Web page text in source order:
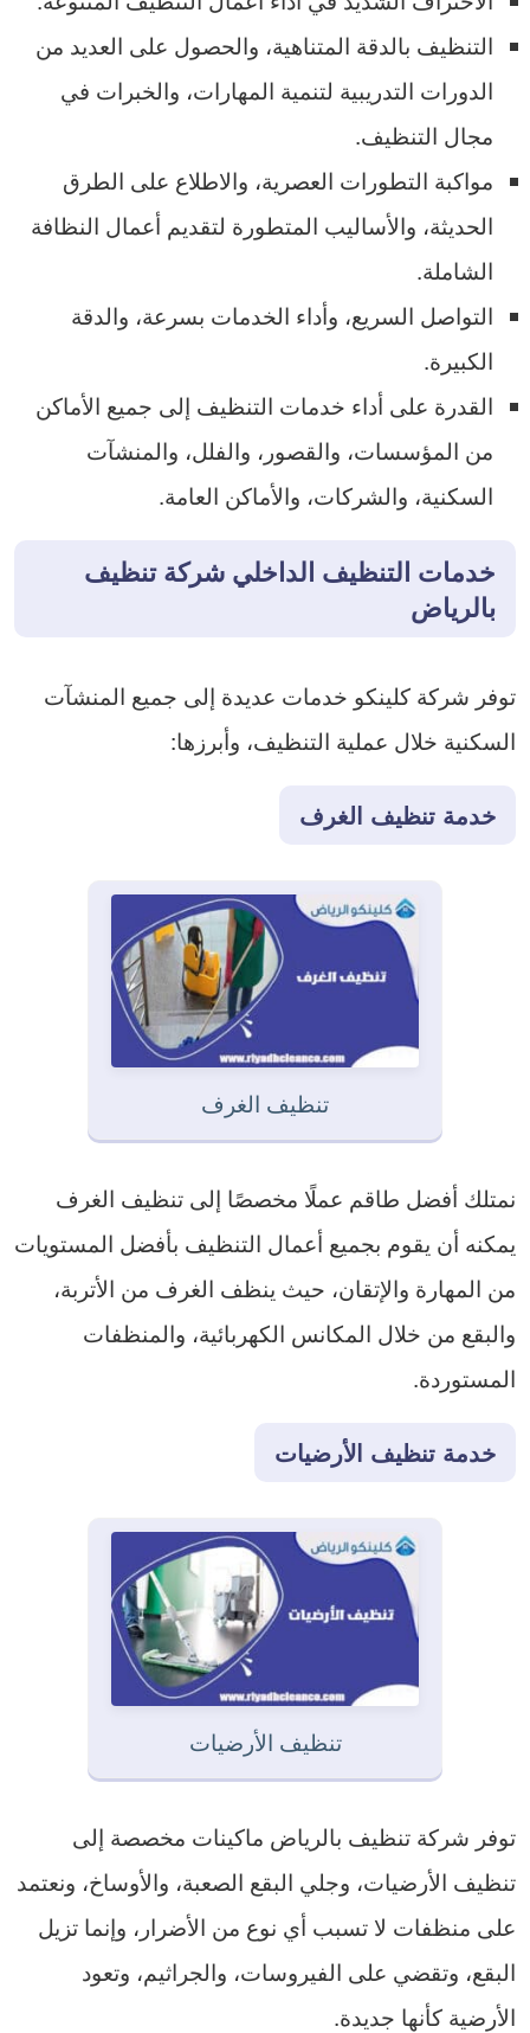
التنظيف بالدقة المتناهية، والحصول على العديد من
الدورات التدريبية لتنمية المهارات، والخبرات في
مجال التنظيف.
مواكبة التطورات العصرية، والاطلاع على الطرق
الحديثة، والأساليب المتطورة لتقديم أعمال النظافة
الشاملة.
التواصل السريع، وأداء الخدمات بسرعة، والدقة
الكبيرة.
القدرة على أداء خدمات التنظيف إلى جميع الأماكن
من المؤسسات، والقصور، والفلل، والمنشآت
السكنية، والشركات، والأماكن العامة.
خدمات التنظيف الداخلي شركة تنظيف
بالرياض
توفر شركة كلينكو خدمات عديدة إلى جميع المنشآت
السكنية خلال عملية التنظيف، وأبرزها:
خدمة تنظيف الغرف
تنظيف الغرف
نمتلك أفضل طاقم عملًا مخصصًا إلى تنظيف الغرف
يمكنه أن يقوم بجميع أعمال التنظيف بأفضل المستويات
من المهارة والإتقان، حيث ينظف الغرف من الأتربة،
والبقع من خلال المكانس الكهربائية، والمنظفات
المستوردة.
خدمة تنظيف الأرضيات
تنظيف الأرضيات
توفر شركة تنظيف بالرياض ماكينات مخصصة إلى
تنظيف الأرضيات، وجلي البقع الصعبة، والأوساخ، ونعتمد
على منظفات لا تسبب أي نوع من الأضرار، وإنما تزيل
البقع، وتقضي على الفيروسات، والجراثيم، وتعود
الأرضية كأنها جديدة.